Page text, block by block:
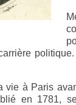
politique.
vie à Paris
en 1781,